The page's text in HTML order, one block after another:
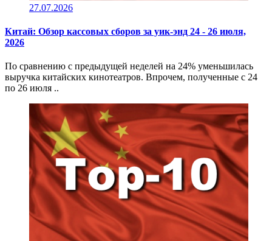
27.07.2026
Китай: Обзор кассовых сборов за уик-энд 24 - 26 июля,
2026
По сравнению с предыдущей неделей на 24% уменьшилась
выручка китайских кинотеатров. Впрочем, полученные с 24
по 26 июля ..